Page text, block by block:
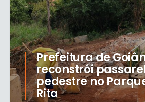
Prefeitura de
reconstrói
pedestre no
Rita